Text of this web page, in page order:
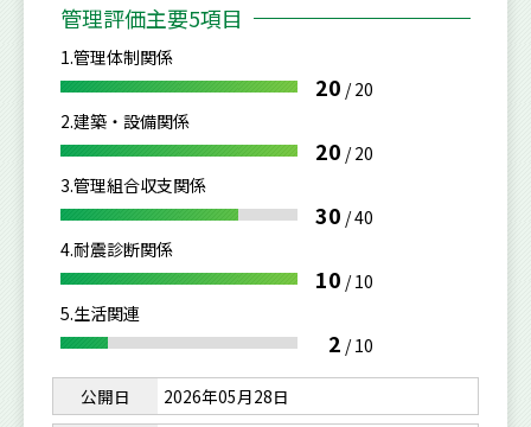
管理評価主要5項目
1.管理体制関係
20 /20
2.建築・設備関係
20 /20
3.管理組合収支関係
30 /40
4.耐震診断関係
10 /10
5.生活関連
2 /10
公開日
2026年05月28日